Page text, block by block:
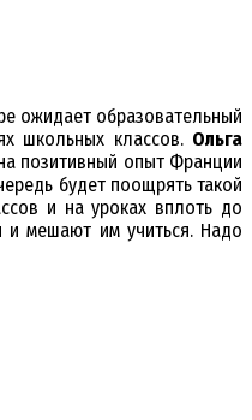
ожидает образовательный
школьных классов. Ольга
позитивный опыт Франции
будет поощрять такой
и на уроках вплоть до
и мешают им учиться. Надо